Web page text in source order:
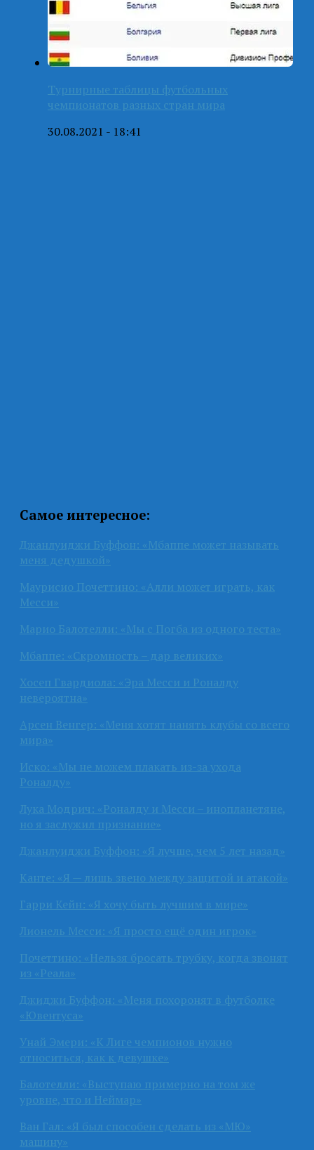
Турнирные таблицы футбольных
чемпионатов разных стран мира
30.08.2021 - 18:41
Самое интересное:
Джанлуиджи Буффон: «Мбаппе может называть
меня дедушкой»
Маурисио Почеттино: «Алли может играть, как
Месси»
Марио Балотелли: «Мы с Погба из одного теста»
Мбаппе: «Скромность – дар великих»
Хосеп Гвардиола: «Эра Месси и Роналду
невероятна»
Арсен Венгер: «Меня хотят нанять клубы со всего
мира»
Иско: «Мы не можем плакать из-за ухода
Роналду»
Лука Модрич: «Роналду и Месси – инопланетяне,
но я заслужил признание»
Джанлуиджи Буффон: «Я лучше, чем 5 лет назад»
Канте: «Я — лишь звено между защитой и атакой»
Гарри Кейн: «Я хочу быть лучшим в мире»
Лионель Месси: «Я просто ещё один игрок»
Почеттино: «Нельзя бросать трубку, когда звонят
из «Реала»
Джиджи Буффон: «Меня похоронят в футболке
«Ювентуса»
Унай Эмери: «К Лиге чемпионов нужно
относиться, как к девушке»
Балотелли: «Выступаю примерно на том же
уровне, что и Неймар»
Ван Гал: «Я был способен сделать из «МЮ»
машину»